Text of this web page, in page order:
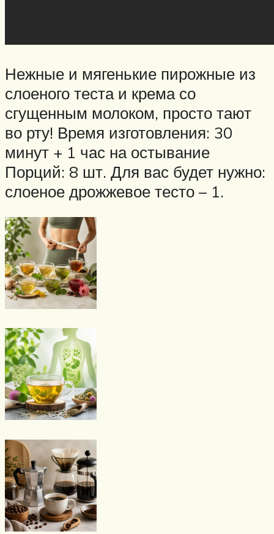
Нежные и мягенькие пирожные из
слоеного теста и крема со
сгущенным молоком, просто тают
во рту! Время изготовления: 30
минут + 1 час на остывание
Порций: 8 шт. Для вас будет нужно:
слоеное дрожжевое тесто – 1.